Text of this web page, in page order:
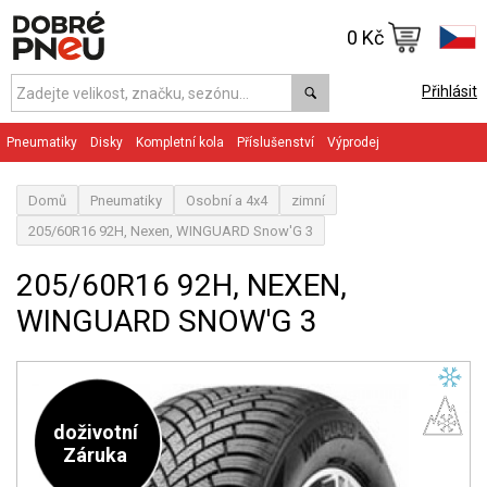
Přihlásit
0 Kč
Pneumatiky Disky Kompletní kola Příslušenství Výprodej
Domů Pneumatiky Osobní a 4x4
zimní
205/60R16 92H, Nexen, WINGUARD Snow'G 3
205/60R16 92H, NEXEN,
WINGUARD SNOW'G 3
doživotní
Záruka